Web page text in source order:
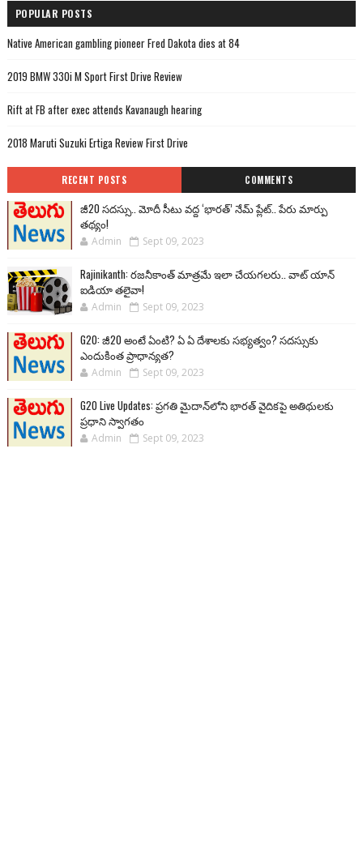
POPULAR POSTS
Native American gambling pioneer Fred Dakota dies at 84
2019 BMW 330i M Sport First Drive Review
Rift at FB after exec attends Kavanaugh hearing
2018 Maruti Suzuki Ertiga Review First Drive
RECENT POSTS COMMENTS
జీ20 సదస్సు.. మోదీ సీటు వద్ద ‘భారత్’ నేమ్ ప్లేట్‌.. పేరు మార్పు
తథ్యం!
Admin Sept 09, 2023
Rajinikanth: రజనీకాంత్ మాత్రమే ఇలా చేయగలరు.. వాట్ యాన్
ఐడియా తలైవా!
Admin Sept 09, 2023
G20: జీ20 అంటే ఏంటి? ఏ ఏ దేశాలకు సభ్యత్వం? సదస్సుకు
ఎందుకింత ప్రాధాన్యత?
Admin Sept 09, 2023
G20 Live Updates: ప్రగతి మైదాన్‌లోని భారత్ వైదికపై అతిథులకు
ప్రధాని స్వాగతం
Admin Sept 09, 2023